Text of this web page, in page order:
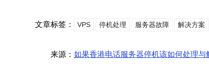
文章标签： VPS 停机处理 服务器故障 解决方案
来源： 如果香港电话服务器停机该如何处理与